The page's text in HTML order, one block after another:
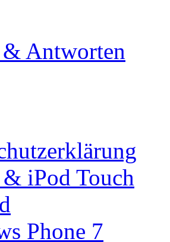
& Antworten
iPod Touch
Phone 7